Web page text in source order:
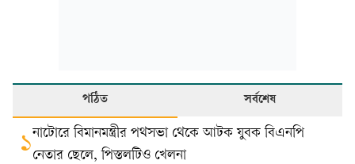
পঠিত সর্বশেষ
১নাটোরে বিমানমন্ত্রীর পথসভা থেকে আটক যুবক বিএনপি
নেতার ছেলে, পিস্তলটিও খেলনা